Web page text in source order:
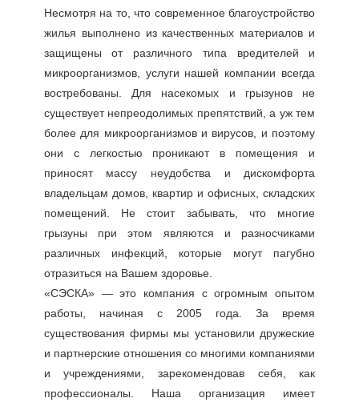
Несмотря на то, что современное благоустройство
жилья выполнено из качественных материалов и
защищены от различного типа вредителей и
микроорганизмов, услуги нашей компании всегда
востребованы. Для насекомых и грызунов не
существует непреодолимых препятствий, а уж тем
более для микроорганизмов и вирусов, и поэтому
они с легкостью проникают в помещения и
приносят массу неудобства и дискомфорта
владельцам домов, квартир и офисных, складских
помещений. Не стоит забывать, что многие
грызуны при этом являются и разносчиками
различных инфекций, которые могут пагубно
отразиться на Вашем здоровье.
«СЭСКА» — это компания с огромным опытом
работы, начиная с 2005 года. За время
существования фирмы мы установили дружеские
и партнерские отношения со многими компаниями
и учреждениями, зарекомендовав себя, как
профессионалы. Наша организация имеет